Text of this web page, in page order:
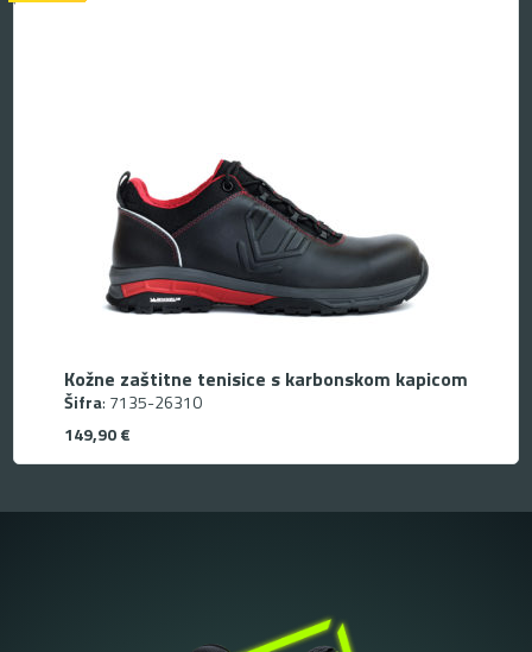
Kožne zaštitne tenisice s karbonskom kapicom
Šifra: 7135-26310
149,90€